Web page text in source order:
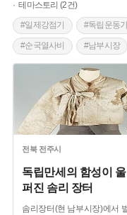
테마스토리 (2건)
#일제강점기
#독립운동
#순국열사비 #남부시장
#문용기 #솜리장터
전북 전주시
독립만세의 함성이 울
퍼진 솜리 장터
솜리장터(현 남부시장)에서